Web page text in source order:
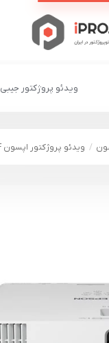
ویدئو پروژکتور جیبی
ویدئو پروژکتور اپسون EPSON EB-L200F